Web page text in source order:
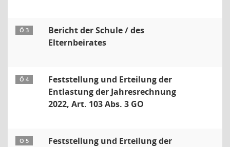
Ö 3
Bericht der Schule / des
Elternbeirates
Ö 4
Feststellung und Erteilung der
Entlastung der Jahresrechnung
2022, Art. 103 Abs. 3 GO
Ö 5
Feststellung und Erteilung der